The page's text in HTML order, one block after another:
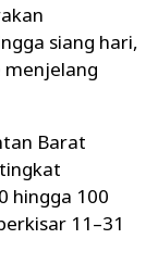
siang hari,
menjelang
Barat
hingga 100
11–31